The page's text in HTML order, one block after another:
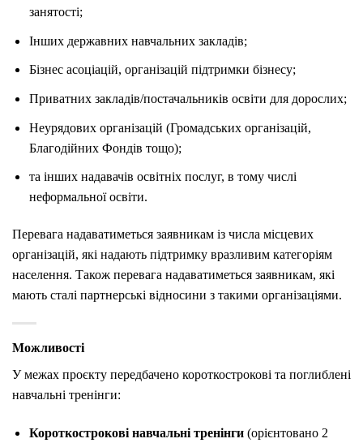
занятості;
Інших державних навчальних закладів;
Бізнес асоціацій, організацій підтримки бізнесу;
Приватних закладів/постачальників освіти для дорослих;
Неурядових організацій (Громадських організацій,
Благодійних Фондів тощо);
та інших надавачів освітніх послуг, в тому числі
неформальної освіти.
Перевага надаватиметься заявникам із числа місцевих
організацій, які надають підтримку вразливим категоріям
населення. Також перевага надаватиметься заявникам, які
мають сталі партнерські відносини з такими організаціями.
Можливості
У межах проєкту передбачено короткострокові та поглиблені
навчальні тренінги:
Короткострокові навчальні тренінги(орієнтовано 2